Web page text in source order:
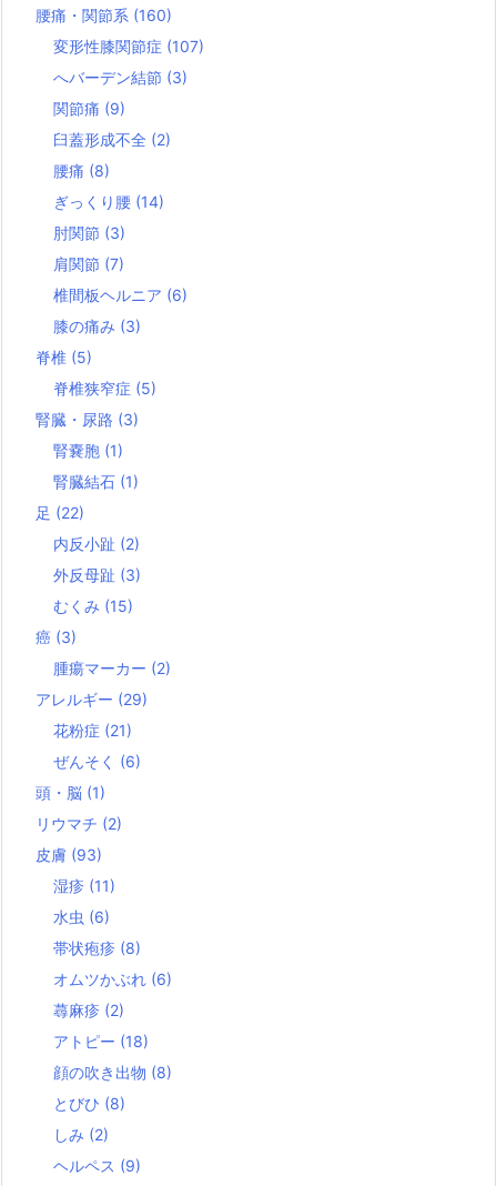
腰痛・関節系 (160)
変形性膝関節症 (107)
へバーデン結節 (3)
関節痛 (9)
臼蓋形成不全 (2)
腰痛 (8)
ぎっくり腰 (14)
肘関節 (3)
肩関節 (7)
椎間板ヘルニア (6)
膝の痛み (3)
脊椎 (5)
脊椎狭窄症 (5)
腎臓・尿路 (3)
腎嚢胞 (1)
腎臓結石 (1)
足 (22)
内反小趾 (2)
外反母趾 (3)
むくみ (15)
癌 (3)
腫瘍マーカー (2)
アレルギー (29)
花粉症 (21)
ぜんそく (6)
頭・脳 (1)
リウマチ (2)
皮膚 (93)
湿疹 (11)
水虫 (6)
帯状疱疹 (8)
オムツかぶれ (6)
蕁麻疹 (2)
アトピー (18)
顔の吹き出物 (8)
とびひ (8)
しみ (2)
ヘルペス (9)